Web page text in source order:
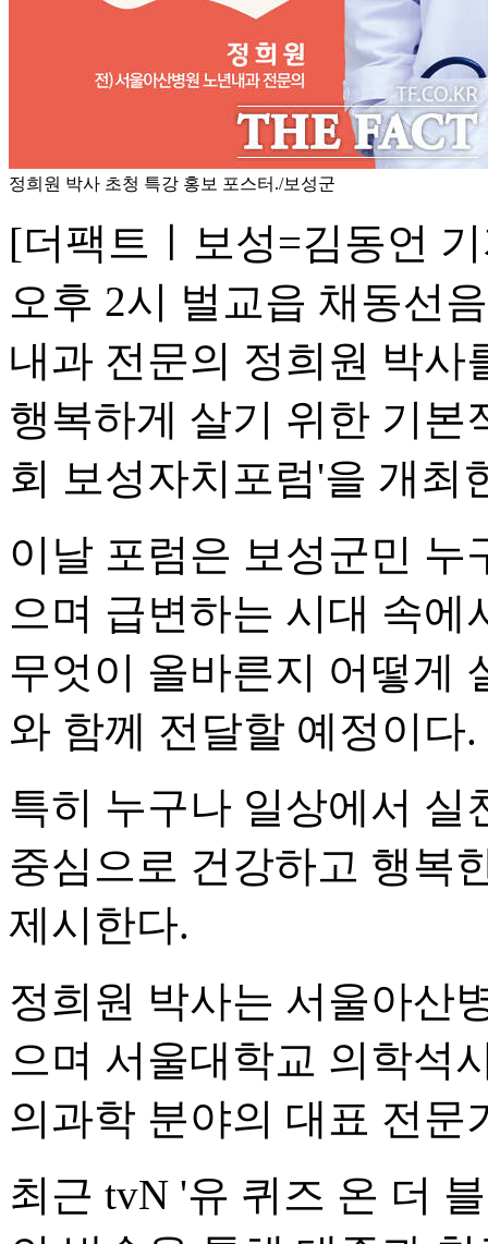
정희원 박사 초청 특강 홍보 포스터./보성군
[더팩트ㅣ보성=김동언
오후 2시 벌교읍 채동선
내과 전문의 정희원 박사
행복하게 살기 위한 기본
회 보성자치포럼'을 개최
이날 포럼은 보성군민 누
으며 급변하는 시대 속에
무엇이 올바른지 어떻게
와 함께 전달할 예정이다.
특히 누구나 일상에서 실
중심으로 건강하고 행복
제시한다.
정희원 박사는 서울아산
으며 서울대학교 의학석
의과학 분야의 대표 전문
최근 tvN '유 퀴즈 온 더